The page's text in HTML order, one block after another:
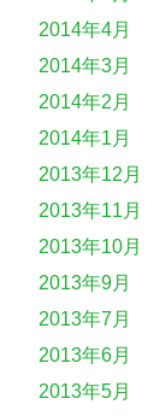
2014年4月
2014年3月
2014年2月
2014年1月
2013年12月
2013年11月
2013年10月
2013年9月
2013年7月
2013年6月
2013年5月